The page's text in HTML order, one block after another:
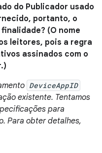
do Publicador usado
portanto, o
(O nome
leitores, pois a regra
assinados com o
DeviceAppID
existente. Tentamos
para
Para obter detalhes,